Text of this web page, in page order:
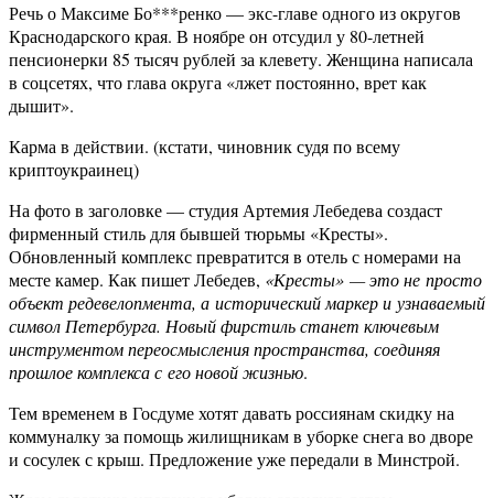
Речь о Максиме Бо***ренко — экс-главе одного из округов
Краснодарского края. В ноябре он отсудил у 80-летней
пенсионерки 85 тысяч рублей за клевету. Женщина написала
в соцсетях, что глава округа «лжет постоянно, врет как
дышит».
Карма в действии. (кстати, чиновник судя по всему
криптоукраинец)
На фото в заголовке — студия Артемия Лебедева создаст
фирменный стиль для бывшей тюрьмы «Кресты».
Обновленный комплекс превратится в отель с номерами на
месте камер. Как пишет Лебедев, «Кресты» — это не просто
объект редевелопмента, а исторический маркер и узнаваемый
символ Петербурга. Новый фирстиль станет ключевым
инструментом переосмысления пространства, соединяя
прошлое комплекса с его новой жизнью.
Тем временем в Госдуме хотят давать россиянам скидку на
коммуналку за помощь жилищникам в уборке снега во дворе
и сосулек с крыш. Предложение уже передали в Минстрой.